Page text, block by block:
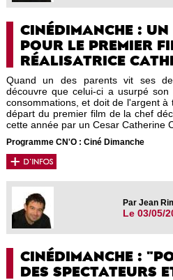
CINÉDIMANCHE :
POUR LE PREMIER
RÉALISATRICE
Quand un des parents vit ses
découvre que celui-ci a usurpé
consommations, et doit de l'argent à
départ du premier film de la chef
cette année par un Cesar Catherine
Programme CN'O : Ciné Dimanche
Par Jean
Le 03/05/
CINÉDIMANCHE :
DES SPECTATEURS